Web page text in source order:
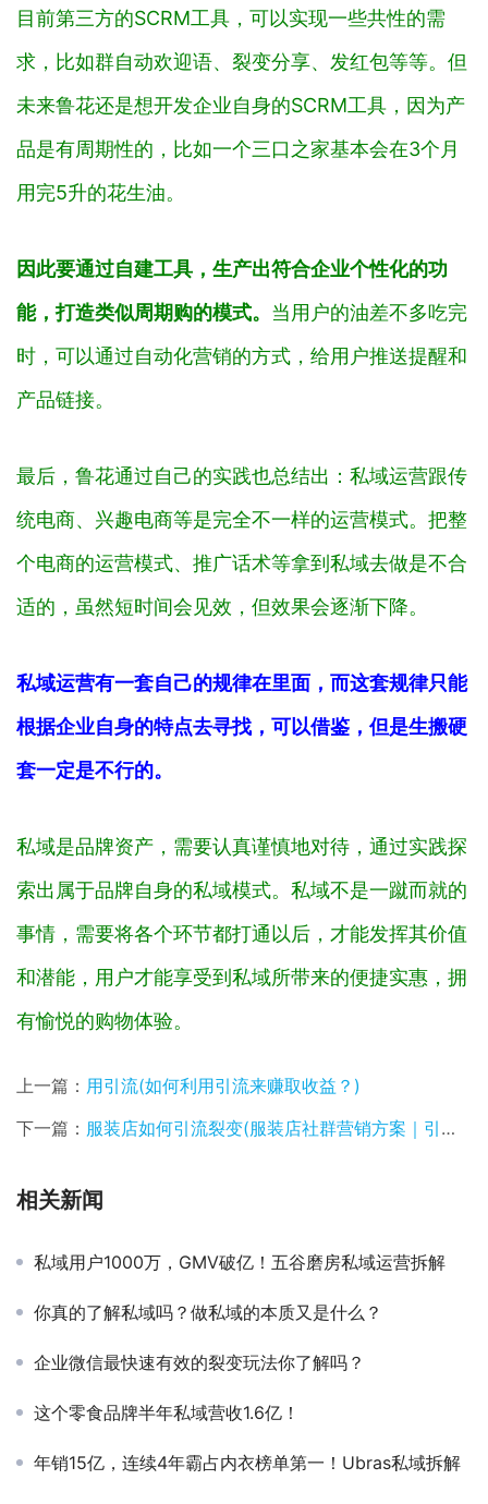
目前第三方的SCRM工具，可以实现一些共性的需
求，比如群自动欢迎语、裂变分享、发红包等等。但
未来鲁花还是想开发企业自身的SCRM工具，因为产
品是有周期性的，比如一个三口之家基本会在3个月
用完5升的花生油。
因此要通过自建工具，生产出符合企业个性化的功
能，打造类似周期购的模式。 当用户的油差不多吃完
时，可以通过自动化营销的方式，给用户推送提醒和
产品链接。
最后，鲁花通过自己的实践也总结出：私域运营跟传
统电商、兴趣电商等是完全不一样的运营模式。把整
个电商的运营模式、推广话术等拿到私域去做是不合
适的，虽然短时间会见效，但效果会逐渐下降。
私域运营有一套自己的规律在里面，而这套规律只能
根据企业自身的特点去寻找，可以借鉴，但是生搬硬
套一定是不行的。
私域是品牌资产，需要认真谨慎地对待，通过实践探
索出属于品牌自身的私域模式。私域不是一蹴而就的
事情，需要将各个环节都打通以后，才能发挥其价值
和潜能，用户才能享受到私域所带来的便捷实惠，拥
有愉悦的购物体验。
上一篇： 用引流(如何利用引流来赚取收益？)
下一篇： 服装店如何引流裂变(服装店社群营销方案｜引流+锁客+裂变｜简单易懂可复制)
相关新闻
私域用户1000万，GMV破亿！五谷磨房私域运营拆解
你真的了解私域吗？做私域的本质又是什么？
企业微信最快速有效的裂变玩法你了解吗？
​​这个零食品牌半年私域营收1.6亿！
年销15亿，连续4年霸占内衣榜单第一！Ubras私域拆解